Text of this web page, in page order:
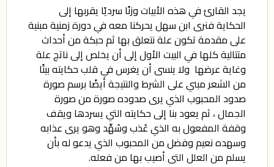
يجد القارئ في هذه الأبيات وزنًا سرديًا يقربها إلى
الحكاية فنرى ابن سهل يحركنا معه في دورة زمنية مبنية
على مقدمة تكون علة نتعلق بها ثم حبكة من أحداث
متتالية كلها في البيت الأول إلى أن يخلص إلى ناتج علة
وغاية عرضها ولا ينسى أن يغرس في قلب حكايته بيتًا
من الشعر مبني على الشرط والنتيجة أيضًا برسم صورة
صدود المحبوب الذي يرى صدوده صورة من صورة
الجمال ، ثم يعود بنا إلى حكايته التي يسردها ويقف
وقفة المفعول به الذي عُذب وسُهِّد وهو يرى عذابه
وسهده نعيم وفضل من المحبوب الذي يدعو له بأن
يسلم من العلل التى أصيب بها من فعله.